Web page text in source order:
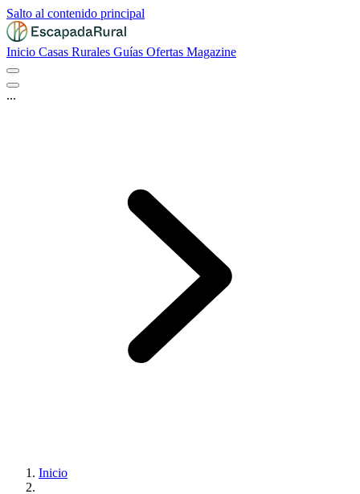
Salto al contenido principal
Inicio Casas Rurales Guías Ofertas Magazine
...
Inicio